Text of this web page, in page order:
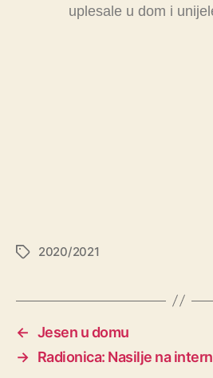
uplesale u dom i
2020/2021
← Jesen u domu
→ Radionica: Nasilje na